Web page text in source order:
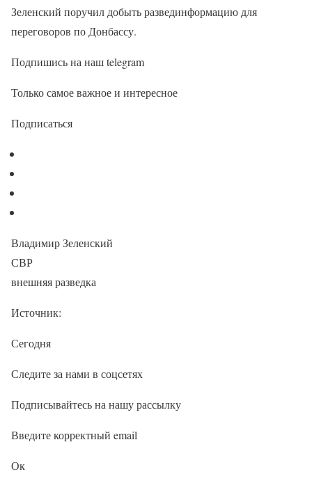
Зеленский поручил добыть развединформацию для
переговоров по Донбассу.
Подпишись на наш telegram
Только самое важное и интересное
Подписаться
Владимир Зеленский
СВР
внешняя разведка
Источник:
Сегодня
Следите за нами в соцсетях
Подписывайтесь на нашу рассылку
Введите корректный email
Ок